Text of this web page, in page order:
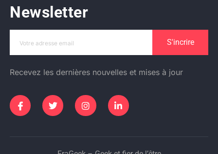
Newsletter
S'incrire
Recevez les dernières nouvelles et mises à jour